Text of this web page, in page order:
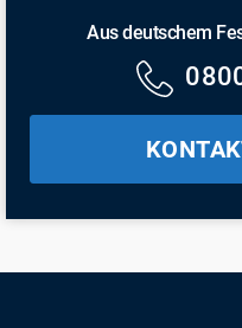
Aus deutschem